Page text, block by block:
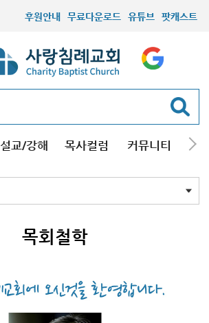
후원안내 무료다운로드 유튜브 팟캐스트
설교/강해 목사컬럼 커뮤니티 기
목회철학